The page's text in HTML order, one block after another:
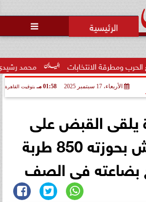

محمد رشيدي: لقاء الانتخابات
الأربعاء، 17 سبتمبر 2025 01:58 مـ بتوقيت القاهرة
يلقى القبض على
تاجر حشيش بحوزته 850 طربة
بضاعته فى الصف